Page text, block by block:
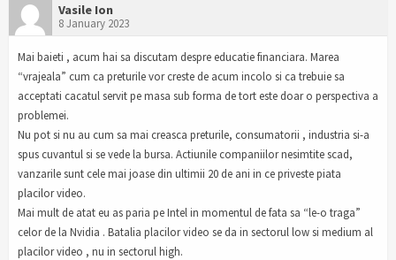
Vasile Ion
8 January 2023
Mai baieti , acum hai sa discutam despre educatie financiara. Marea
“vrajeala” cum ca preturile vor creste de acum incolo si ca trebuie sa
acceptati cacatul servit pe masa sub forma de tort este doar o perspectiva a
problemei.
Nu pot si nu au cum sa mai creasca preturile, consumatorii , industria si-a
spus cuvantul si se vede la bursa. Actiunile companiilor nesimtite scad,
vanzarile sunt cele mai joase din ultimii 20 de ani in ce priveste piata
placilor video.
Mai mult de atat eu as paria pe Intel in momentul de fata sa “le-o traga”
celor de la Nvidia . Batalia placilor video se da in sectorul low si medium al
placilor video , nu in sectorul high.